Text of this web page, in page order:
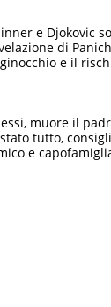
e Djokovic
di
e il
muore il
tutto,
e